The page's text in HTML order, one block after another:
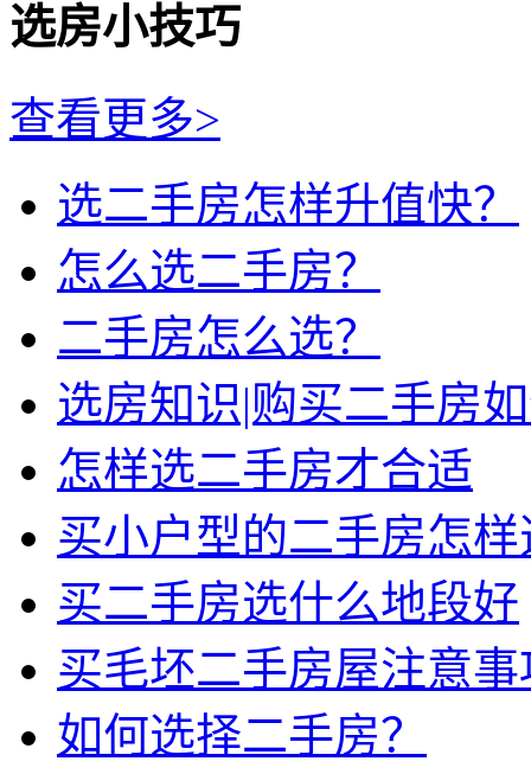
选房小技巧
查看更多>
选二手房怎样升值快？
怎么选二手房？
二手房怎么选？
选房知识|购买二手房
怎样选二手房才合适
买小户型的二手房怎样
买二手房选什么地段好
买毛坯二手房屋注意事
如何选择二手房？